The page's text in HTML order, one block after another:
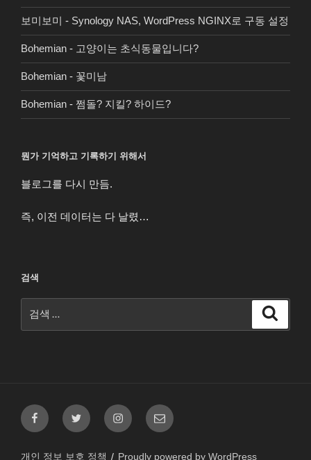
보미보미 - Synology NAS, WordPress NGINX로 구동 설정
Bohemian - 고양이는 초식동물입니다?
Bohemian - 꽃미남
Bohemian - 쩜돌? 지킬? 하이드?
뭔가 기억하고 기록하기 위해서
블로그를 다시 만듬.
즉, 이전 데이터는 다 날렸…
검색
색:
페
이
트
위
인
스
이
메
개인 정보 보호 정책 Proudly powered by WordPress